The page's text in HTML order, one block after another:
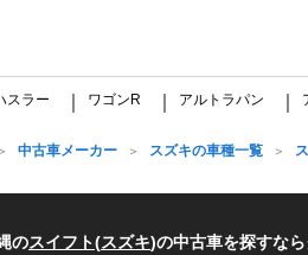
スラー ワゴンR アルトラパン
中古車メーカー スズキの車種一覧
のスイフト(スズキ)の中古車を探すな